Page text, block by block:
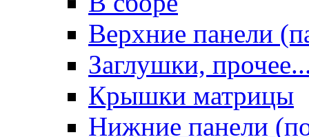
Верхние панели
Заглушки,
Крышки матрицы
Нижние панели